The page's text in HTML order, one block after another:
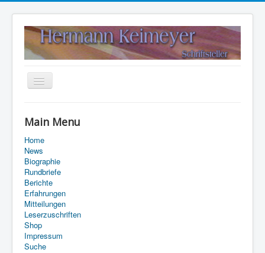
Navigation
Suche
Main Menu
Home
News
Biographie
Rundbriefe
Berichte
Erfahrungen
Mitteilungen
Leserzuschriften
Shop
Impressum
Suche